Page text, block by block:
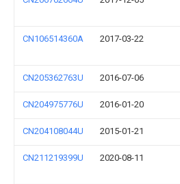
CN106514360A 2017-03-22
CN205362763U 2016-07-06
CN204975776U 2016-01-20
CN204108044U 2015-01-21
CN211219399U 2020-08-11